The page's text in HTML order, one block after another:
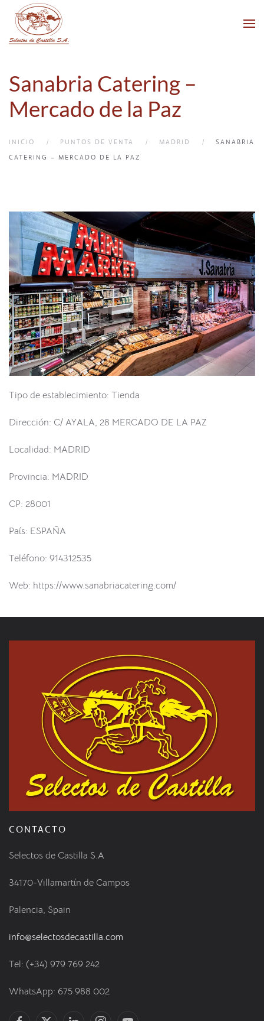
Skip to main content
Sanabria Catering –
Mercado de la Paz
INICIO PUNTOS DE VENTA MADRID
SANABRIA
CATERING – MERCADO DE LA PAZ
Tipo de establecimiento: Tienda
Dirección: C/ AYALA, 28 MERCADO DE LA PAZ
Localidad: MADRID
Provincia: MADRID
CP: 28001
País: ESPAÑA
Teléfono: 914312535
Web: https://www.sanabriacatering.com/
CONTACTO
Selectos de Castilla S.A
34170-Villamartín de Campos
Palencia, Spain
info@selectosdecastilla.com
Tel: (+34) 979 769 242
WhatsApp: 675 988 002